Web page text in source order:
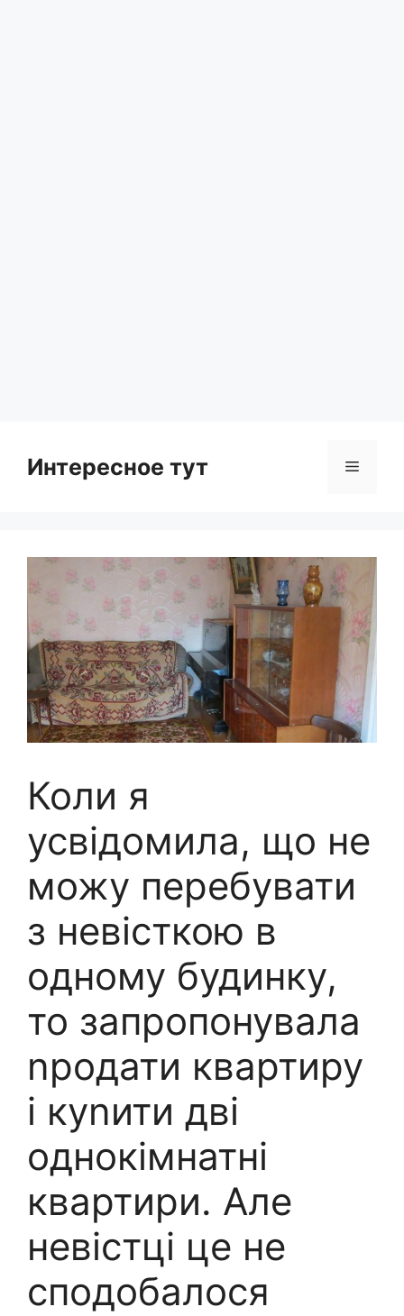
Интересное тут Menu
Коли я
усвідомила, що не
можу перебувати
з невісткою в
одному будинку,
то запропонувала
nродати квартиру
і куnити дві
однокімнатні
квартири. Але
невістці це не
сподобалося